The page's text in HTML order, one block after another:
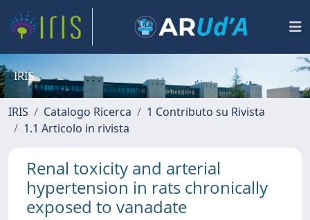
IRIS
IRIS Catalogo Ricerca
1 Contributo su Rivista
1.1 Articolo in rivista
Renal toxicity and arterial
hypertension in rats chronically
exposed to vanadate